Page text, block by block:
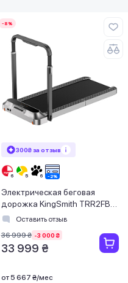
-8%
300₴ за отзыв
Электрическая беговая
дорожка KingSmith TRR2FB
Walkingpad Treadmill (TRR2FB)
Оставить отзыв
36 999 ₴ -3 000 ₴
33 999 ₴
от 5 667 ₴/мес